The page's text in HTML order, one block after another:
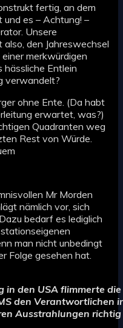
fertig, an dem
es – Achtung! –
Unsere
den Jahreswechsel
merkwürdigen
hässliche Entlein
verwandelt?
ohne Ente. (Da habt
erwartet, was?)
Quadranten weg
Rest von Würde.
Mr Morden
nämlich vor, sich
bedarf es lediglich
man nicht unbedingt
Folge gesehen hat.
in den USA flimmerte
den Verantwortlichen
Ausstrahlungen richtig